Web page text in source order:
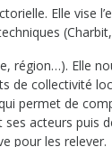
Elle vise
région…). Elle
de collectivité
permet de
acteurs puis
pour les relever.